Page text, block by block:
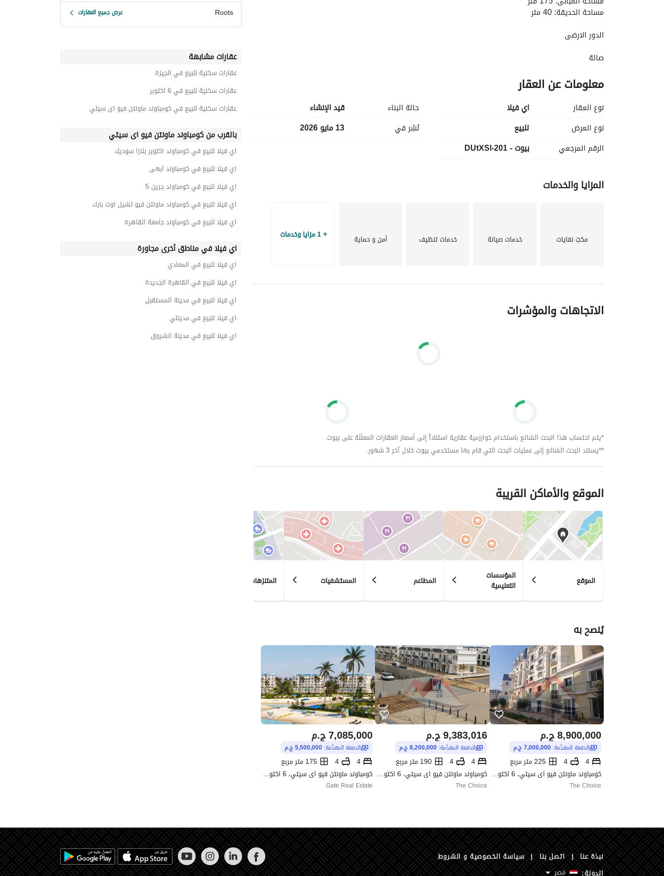
مساحة الحديقة: 40 متر
الدور الارضى
صالة
4 حمام
غرفة مربيه بحمام
مطبخ
تراس
نوع التشطيب: طوب احمر
مقدم: 7,265,000 جنيه
الباقى: 2,100,000 جنيه
معلومات عن العقار
نوع العقار
اي فيلا
نوع العرض
للبيع
الرقم المرجعي
بيوت - 201-DUtXSl
حالة البناء
قيد الإنشاء
نُشِر في
13 مايو 2026
المزايا والخدمات
مكبّ نفايات خدمات صيانة خدمات تنظيف أمن و حماية + 1 مزايا وخدمات
الاتجاهات والمؤشرات
*يتم احتساب هذا البحث الشائع باستخدام خوارزمية عقارية استناداّ إلى أسعار العقارات المعلَنَة على بيوت.
**يستند البحث الشائع إلى عمليات البحث التي قام بها مستخدمي بيوت خلال آخر 3 شهور.
الموقع والأماكن القريبة
الموقع المؤسسات
التعليمية المطاعم المستشفيات المتنزهات
يُنصح به
ج.م8,900,000
الدفعة المقدّمة: 7,000,000 ج.م
4
4
225 متر مربع
كومباوند ماونتن فيو اى سيتي، 6 اكتوبر، الجيزة
The Choice
ج.م9,383,016
الدفعة المقدّمة:8,200,000 ج.م
4
4
190 متر مربع
كومباوند ماونتن فيو اى سيتي، 6 اكتوبر، الجيزة
The Choice
ج.م7,085,000
الدفعة المقدّمة: 5,500,000 ج.م
4
4
175 متر مربع
كومباوند ماونتن فيو اى سيتي، 6 اكتوبر، الجيزة
Gate Real Estate
Roots عرض جميع العقارات
عقارات مشابهة
عقارات سكنية للبيع في الجيزة
عقارات سكنية للبيع في 6 اكتوبر
عقارات سكنية للبيع في كومباوند ماونتن فيو اى سيتي
بالقرب من كومباوند ماونتن فيو اى سيتي
اي فيلا للبيع في كومباوند اكتوبر بلازا سوديك
اي فيلا للبيع في كومباوند أبهى
اي فيلا للبيع في كومباوند جرين 5
اي فيلا للبيع في كومباوند ماونتن فيو تشيل اوت بارك
اي فيلا للبيع في كومباوند جامعة القاهرة
اي فيلا في مناطق أخرى مجاورة
اي فيلا للبيع في المعادي
اي فيلا للبيع في القاهرة الجديدة
اي فيلا للبيع في مدينة المستقبل
اي فيلا للبيع في مدينتي
اي فيلا للبيع في مدينة الشروق
نبذة عنا | اتصل بنا | سياسة الخصوصية و الشروط
الدولة:
مَصر